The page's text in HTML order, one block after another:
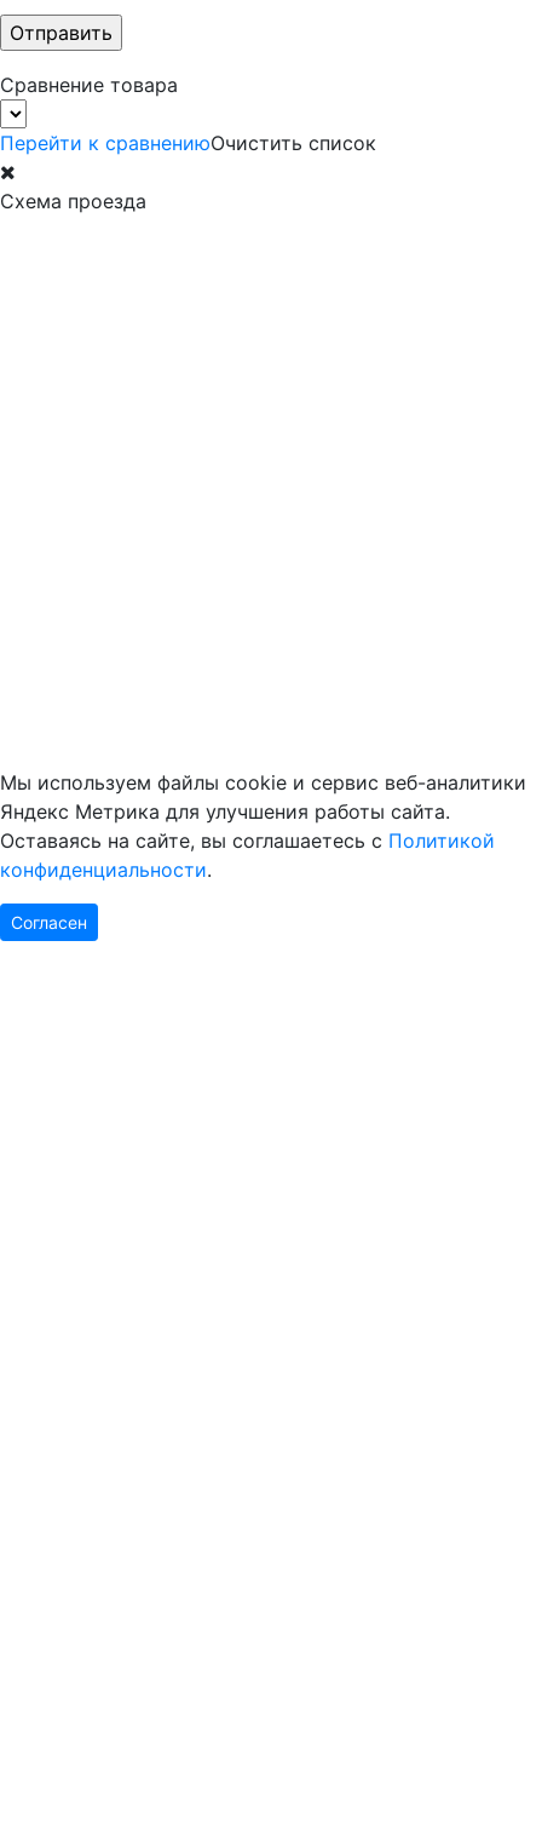
Сравнение товара
Перейти к сравнениюОчистить список
Схема проезда
Мы используем файлы cookie и сервис веб-аналитики
Яндекс Метрика для улучшения работы сайта.
Оставаясь на сайте, вы соглашаетесь с Политикой
конфиденциальности.
Согласен